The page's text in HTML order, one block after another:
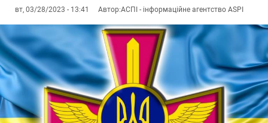
вт, 03/28/2023 - 13:41
Автор:АСПІ - інформаційне агентство ASPI
#ООС
#боротьба
з
корупцією
#гфс #Киев #коронавірус